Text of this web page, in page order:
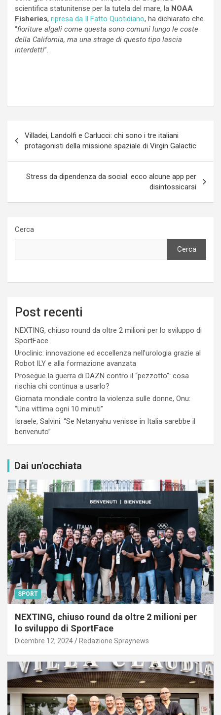
scientifica statunitense per la tutela del mare, la NOAA
Fisheries, ripresa da Il Fatto Quotidiano, ha dichiarato che
“fioriture algali come questa sono comuni lungo le coste
della California, ma una strage di questo tipo lascia
interdetti”.
articoli
Villadei, Landolfi e Carlucci: chi sono i tre italiani
protagonisti della missione spaziale di Virgin Galactic
Stress da dipendenza da social: ecco alcune app per
disintossicarsi
Cerca
Cerca
Post recenti
NEXTING, chiuso round da oltre 2 milioni per lo sviluppo di
SportFace
Uroclinic: innovazione ed eccellenza nell’urologia grazie al
Robot ILY e alla formazione avanzata
Prosegue la guerra di DAZN contro il “pezzotto”: cosa
rischia chi continua a usarlo?
Giornata mondiale contro la violenza sulle donne, Onu:
“Una vittima ogni 10 minuti”
Israele, Salvini: “Se Netanyahu venisse in Italia sarebbe il
benvenuto”
Dai un'occhiata
SPORT
NEXTING, chiuso round da oltre 2 milioni per
lo sviluppo di SportFace
Dicembre 12, 2024 Redazione Spraynews